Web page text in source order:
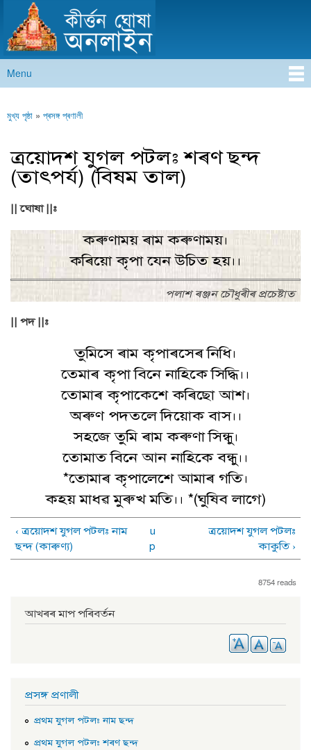
main
content
কীৰ্ত্তন ঘোষা অনলাইন
Main menu
Menu
You are here
মুখ্য পৃষ্ঠা » প্ৰসঙ্গ প্ৰণালী
ত্রয়োদশ যুগল পটল: শৰণ ছন্দ
(তাৎপৰ্য) (বিষম তাল)
|| ঘোষা ||:
কৰুণাময় ৰাম কৰুণাময়।
কৰিয়ো কৃপা যেন উচিত হয়।।
পলাশ ৰঞ্জন চৌধুৰীৰ প্ৰচেষ্টাত
|| পদ ||:
তুমিসে ৰাম কৃপাৰসেৰ নিধি।
তেমাৰ কৃপা বিনে নাহিকে সিদ্ধি।।
তোমাৰ কৃপাকেশে কৰিছো আশ।
অৰুণ পদতলে দিয়োক বাস।।
সহজে তুমি ৰাম কৰুণা সিন্ধু।
তোমাত বিনে আন নাহিকে বন্ধু।।
*তোমাৰ কৃপালেশে আমাৰ গতি।
কহয় মাধৱ মুৰুখ মতি।। *(ঘুষিব লাগে)
‹ ত্রয়োদশ যুগল পটল: নাম
ছন্দ (কাৰুণ্য)
u
p
ত্রয়োদশ যুগল পটল:
কাকুতি ›
8754 reads
আখৰৰ মাপ পৰিবৰ্তন
প্ৰসঙ্গ প্ৰণালী
প্ৰথম যুগল পটল: নাম ছন্দ
প্ৰথম যুগল পটলঃ শৰণ ছন্দ